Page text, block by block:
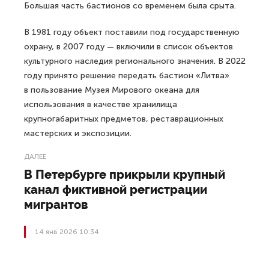
Большая часть бастионов со временем была срыта.
В 1981 году объект поставили под государственную
охрану, в 2007 году — включили в список объектов
культурного наследия регионального значения. В 2022
году принято решение передать бастион «Литва»
в пользование Музея Мирового океана для
использования в качестве хранилища
крупногабаритных предметов, реставрационных
мастерских и экспозиции.
ДАЛЕЕ
В Петербурге прикрыли крупный
канал фиктивной регистрации
мигрантов
14 янв 2026 10:34